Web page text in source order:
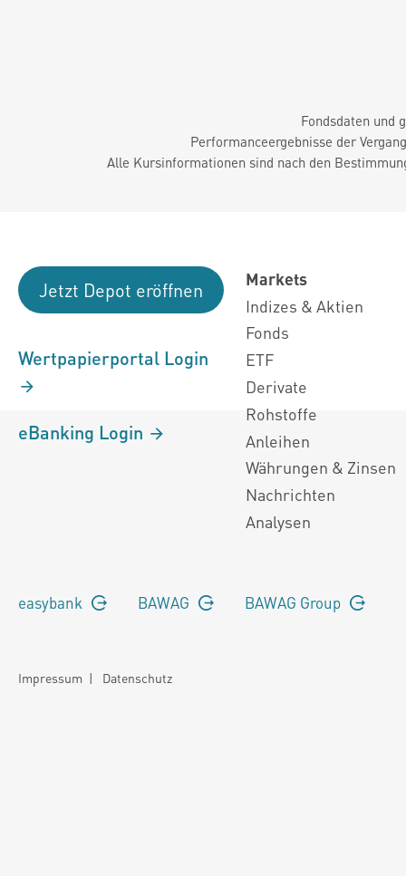
Fondsdaten und
Performanceergebnisse der
Alle Kursinformationen sind nach den
Jetzt Depot eröffnen
Wertpapierportal Login
eBanking Login
Markets
Indizes & Aktien
Fonds
ETF
Derivate
Rohstoffe
Anleihen
Währungen & Zinsen
Nachrichten
Analysen
easybank BAWAG BAWAG Group
Impressum | Datenschutz